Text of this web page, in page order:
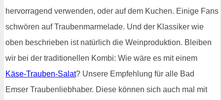
hervorragend verwenden, oder auf dem Kuchen. Einige Fans
schwören auf Traubenmarmelade. Und der Klassiker wie
oben beschrieben ist natürlich die Weinproduktion. Bleiben
wir bei der traditionellen Kombi: Wie wäre es mit einem
Käse-Trauben-Salat? Unsere Empfehlung für alle Bad
Emser Traubenliebhaber. Diese können sich auch mal mit